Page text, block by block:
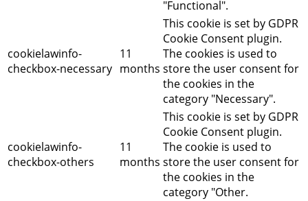
"Functional".
cookielawinfo-
checkbox-necessary
11
months
This cookie is set by GDPR
Cookie Consent plugin.
The cookies is used to
store the user consent for
the cookies in the
category "Necessary".
cookielawinfo-
checkbox-others
11
months
This cookie is set by GDPR
Cookie Consent plugin.
The cookie is used to
store the user consent for
the cookies in the
category "Other.